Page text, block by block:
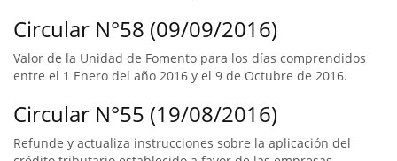
Circular N°58 (09/09/2016)
Valor de la Unidad de Fomento para los días comprendidos
entre el 1 Enero del año 2016 y el 9 de Octubre de 2016.
Circular N°55 (19/08/2016)
Refunde y actualiza instrucciones sobre la aplicación del